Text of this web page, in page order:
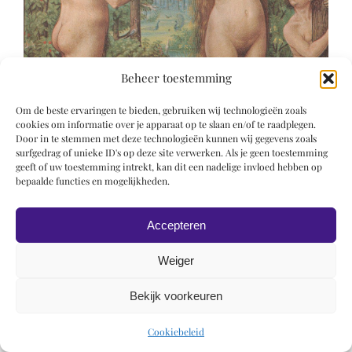
Beheer toestemming
Om de beste ervaringen te bieden, gebruiken wij technologieën zoals
cookies om informatie over je apparaat op te slaan en/of te raadplegen.
Door in te stemmen met deze technologieën kunnen wij gegevens zoals
surfgedrag of unieke ID's op deze site verwerken. Als je geen toestemming
geeft of uw toestemming intrekt, kan dit een nadelige invloed hebben op
bepaalde functies en mogelijkheden.
Accepteren
Weiger
Bekijk voorkeuren
Cookiebeleid
© 2019 Roel Wiechers | Powered byROCK Design